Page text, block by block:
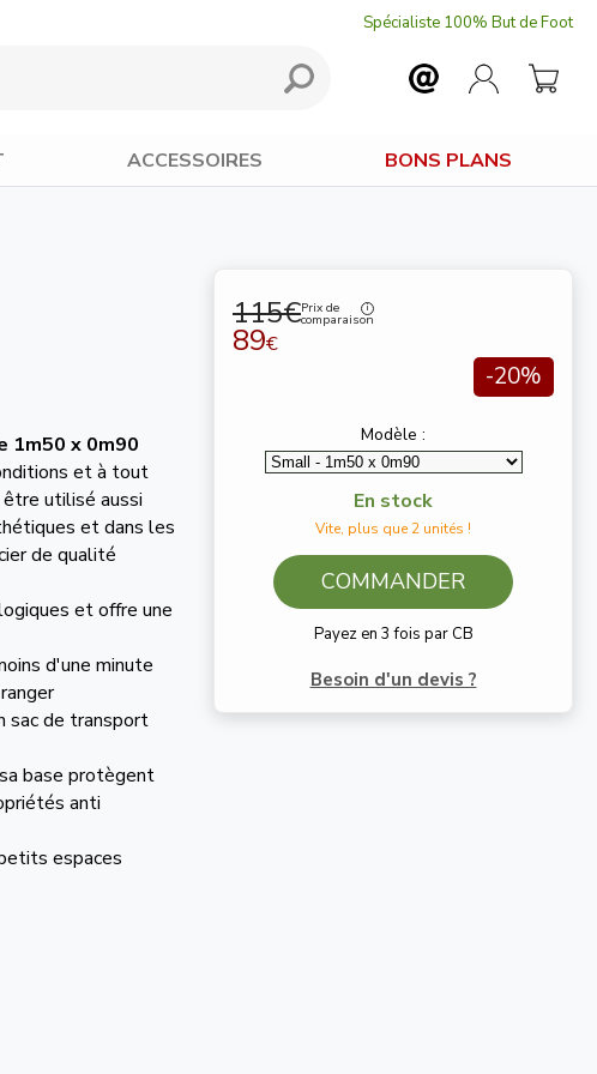
Spécialiste 100% But de Foot
ACCESSOIRES BONS PLANS
115€Prix de
comparaison
89€
-20%
Modèle :
En stock
Vite, plus que 2 unités !
COMMANDER
Payez en 3 fois par CB
Besoin d'un devis ?
1m50 x 0m90
et à tout
utilisé aussi
et dans les
de qualité
et offre une
d'une minute
sac de transport
base protègent
anti
espaces